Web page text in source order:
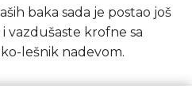
baka sada je postao još
vazdušaste krofne sa
lešnik nadevom.